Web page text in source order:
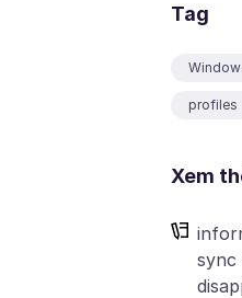
Tag
profiles
Xem
sync